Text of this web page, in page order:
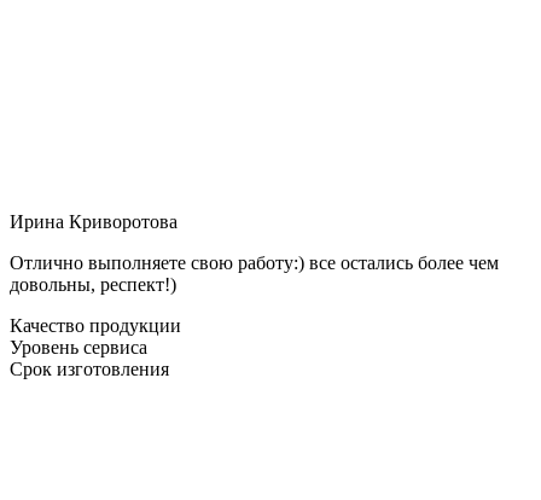
Ирина Криворотова
Отлично выполняете свою работу:) все остались более чем
довольны, респект!)
Качество продукции
Уровень сервиса
Срок изготовления